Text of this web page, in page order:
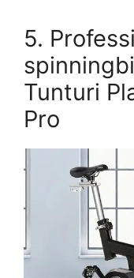
5.
Tunturi
Pro